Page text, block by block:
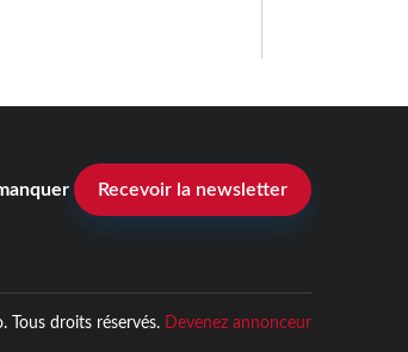
Recevoir la newsletter
droits réservés. Devenez annonceur